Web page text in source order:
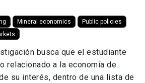
Mineral economics
Public policies
busca que el estudiante
relacionado a la economía de
su interés, dentro de una lista de